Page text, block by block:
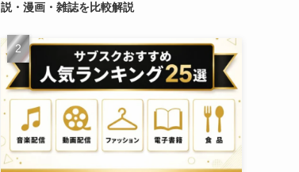
説・漫画・雑誌を比較解説